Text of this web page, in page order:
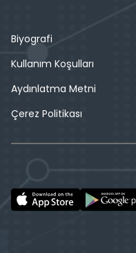
Biyografi
Kullanım Koşulları
Aydınlatma Metni
Çerez Politikası